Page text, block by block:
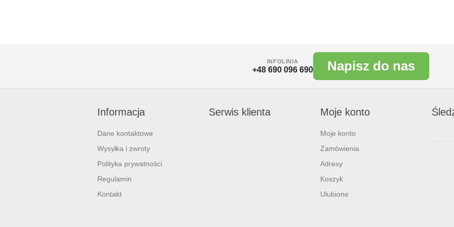
INFOLINIA
+48 690 096 690 Napisz do nas
Informacja
Dane kontaktowe
Wysyłka i zwroty
Polityka prywatności
Regulamin
Kontakt
Serwis klienta Moje konto
Moje konto
Zamówienia
Adresy
Koszyk
Ulubione